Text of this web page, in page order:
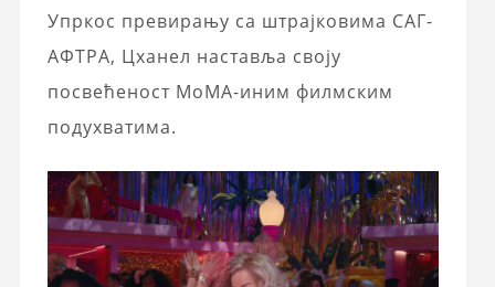
Упркос превирању са штрајковима САГ-
АФТРА, Цханел наставља своју
посвећеност МоМА-иним филмским
подухватима.